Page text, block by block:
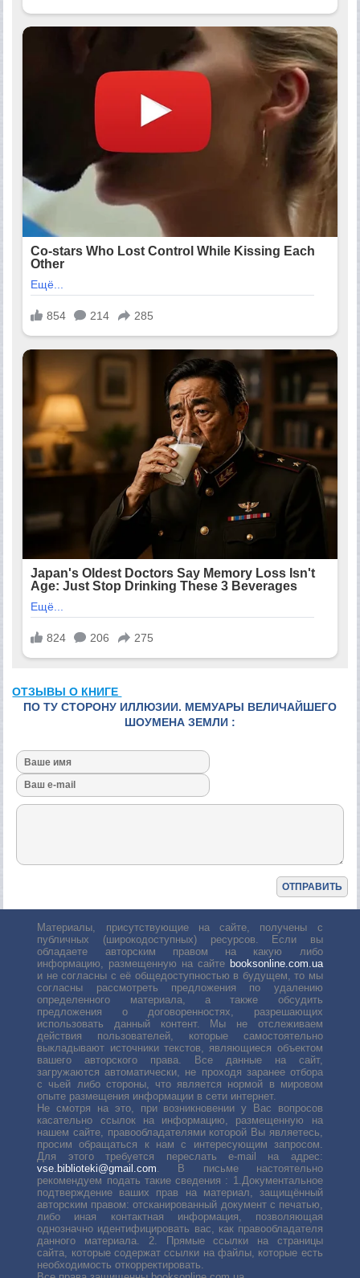
ОТЗЫВЫ О КНИГЕ
ПО ТУ СТОРОНУ ИЛЛЮЗИИ. МЕМУАРЫ ВЕЛИЧАЙШЕГО
ШОУМЕНА ЗЕМЛИ :
Материалы, присутствующие на сайте, получены с
публичных (широкодоступных) ресурсов. Если вы
обладаете авторским правом на какую либо
информацию, размещенную на сайте booksonline.com.ua
и не согласны с её общедоступностью в будущем, то мы
согласны рассмотреть предложения по удалению
определенного материала, а также обсудить
предложения о договоренностях, разрешающих
использовать данный контент. Мы не отслеживаем
действия пользователей, которые самостоятельно
выкладывают источники текстов, являющиеся объектом
вашего авторского права. Все данные на сайт,
загружаются автоматически, не проходя заранее отбора
с чьей либо стороны, что является нормой в мировом
опыте размещения информации в сети интернет.
Не смотря на это, при возникновении у Вас вопросов
касательно ссылок на информацию, размещенную на
нашем сайте, правообладателями которой Вы являетесь,
просим обращаться к нам с интересующим запросом.
Для этого требуется переслать е-mail на адрес:
vse.biblioteki@gmail.com . В письме настоятельно
рекомендуем подать такие сведения : 1.Документальное
подтверждение ваших прав на материал, защищённый
авторским правом: отсканированный документ с печатью,
либо иная контактная информация, позволяющая
однозначно идентифицировать вас, как правообладателя
данного материала. 2. Прямые ссылки на страницы
сайта, которые содержат ссылки на файлы, которые есть
необходимость откорректировать.